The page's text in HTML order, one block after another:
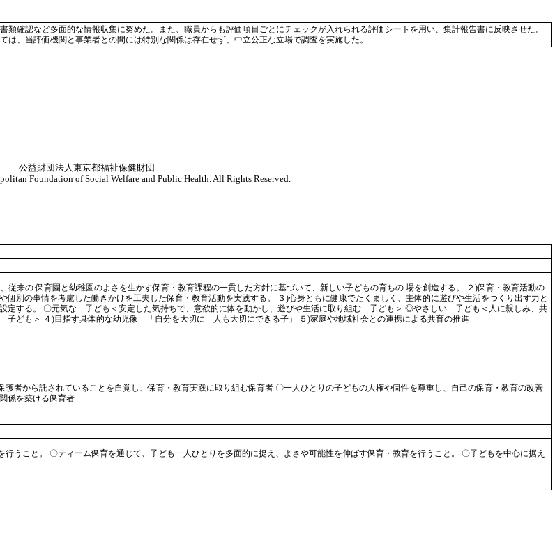
確認など多面的な情報収集に努めた。また、職員からも評価項目ごとにチェックが入れられる評価シートを用い、集計報告書に反映させた。
、当評価機関と事業者との間には特別な関係は存在せず、中立公正な立場で調査を実施した。
公益財団法人東京都福祉保健財団
Foundation of Social Welfare and Public Health. All Rights Reserved.
来の 保育園と幼稚園のよさを生かす保育・教育課程の一貫した方針に基づいて、新しい子どもの育ちの 場を創造する。 ２)保育・教育活動の
別の事情を考慮した働きかけを工夫した保育・教育活動を実践する。 ３)心身ともに健康でたくましく、主体的に遊びや生活をつくり出す力と
定する。 〇元気な 子ども＜安定した気持ちで、意欲的に体を動かし、遊びや生活に取り組む 子ども＞ ◎やさしい 子ども＜人に親しみ、共
ども＞ ４)目指す具体的な幼児像 「自分を大切に 人も大切にできる子」 ５)家庭や地域社会との連携による共育の推進
者から託されていることを自覚し、保育・教育実践に取り組む保育者 〇一人ひとりの子どもの人権や個性を尊重し、自己の保育・教育の改善
係を築ける保育者
うこと。 〇ティーム保育を通じて、子ども一人ひとりを多面的に捉え、よさや可能性を伸ばす保育・教育を行うこと。 〇子どもを中心に据え